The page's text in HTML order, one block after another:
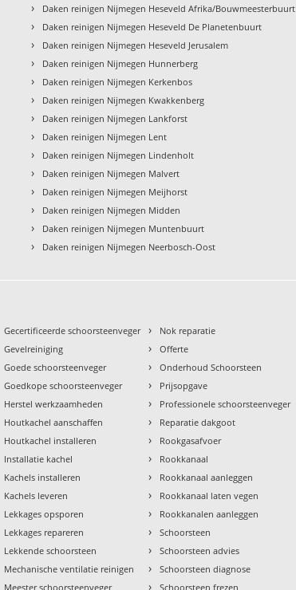
› Daken reinigen Nijmegen Heseveld Afrika/Bouwmeesterbuurt
› Daken reinigen Nijmegen Heseveld De Planetenbuurt
› Daken reinigen Nijmegen Heseveld Jerusalem
› Daken reinigen Nijmegen Hunnerberg
› Daken reinigen Nijmegen Kerkenbos
› Daken reinigen Nijmegen Kwakkenberg
› Daken reinigen Nijmegen Lankforst
› Daken reinigen Nijmegen Lent
› Daken reinigen Nijmegen Lindenholt
› Daken reinigen Nijmegen Malvert
› Daken reinigen Nijmegen Meijhorst
› Daken reinigen Nijmegen Midden
› Daken reinigen Nijmegen Muntenbuurt
› Daken reinigen Nijmegen Neerbosch-Oost
Gecertificeerde schoorsteenveger
Gevelreiniging
Goede schoorsteenveger
Goedkope schoorsteenveger
Herstel werkzaamheden
Houtkachel aanschaffen
Houtkachel installeren
Installatie kachel
Kachels installeren
Kachels leveren
Lekkages opsporen
Lekkages repareren
Lekkende schoorsteen
Mechanische ventilatie reinigen
Meester schoorsteenveger
› Nok reparatie
› Offerte
› Onderhoud Schoorsteen
› Prijsopgave
› Professionele schoorsteenveger
› Reparatie dakgoot
› Rookgasafvoer
› Rookkanaal
› Rookkanaal aanleggen
› Rookkanaal laten vegen
› Rookkanalen aanleggen
› Schoorsteen
› Schoorsteen advies
› Schoorsteen diagnose
› Schoorsteen frezen